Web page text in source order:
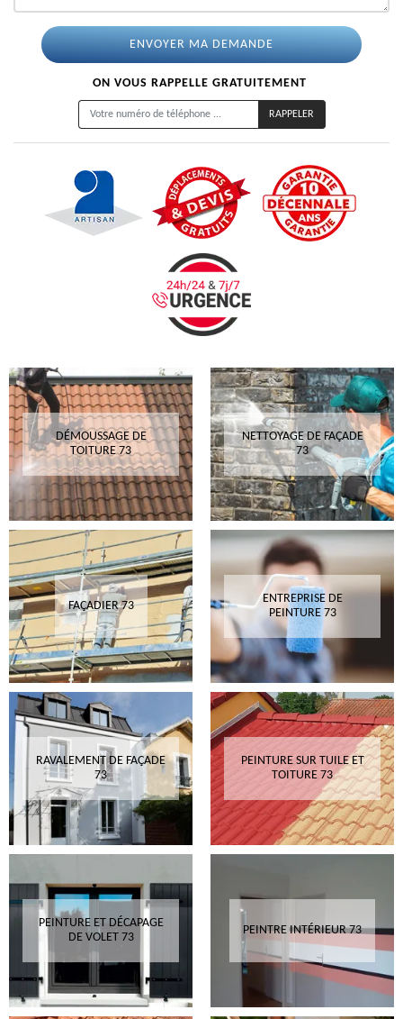
ON VOUS RAPPELLE GRATUITEMENT
DÉMOUSSAGE DE
TOITURE 73
NETTOYAGE DE FAÇADE
73
FAÇADIER 73
ENTREPRISE DE
PEINTURE 73
RAVALEMENT DE FAÇADE
73
PEINTURE SUR TUILE ET
TOITURE 73
PEINTURE ET DÉCAPAGE
DE VOLET 73
PEINTRE INTÉRIEUR 73